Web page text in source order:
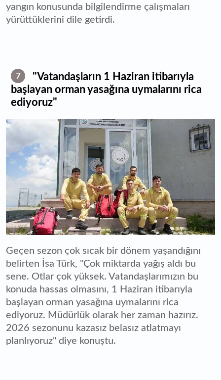
yangın konusunda bilgilendirme çalışmaları
yürüttüklerini dile getirdi.
7
"Vatandaşların 1 Haziran itibarıyla
başlayan orman yasağına uymalarını rica
ediyoruz"
Geçen sezon çok sıcak bir dönem yaşandığını
belirten İsa Türk, "Çok miktarda yağış aldı bu
sene. Otlar çok yüksek. Vatandaşlarımızın bu
konuda hassas olmasını, 1 Haziran itibarıyla
başlayan orman yasağına uymalarını rica
ediyoruz. Müdürlük olarak her zaman hazırız.
2026 sezonunu kazasız belasız atlatmayı
planlıyoruz" diye konuştu.